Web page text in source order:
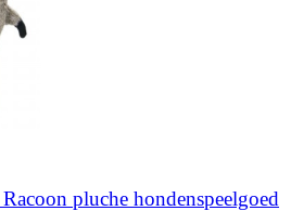
pluche hondenspeelgoed